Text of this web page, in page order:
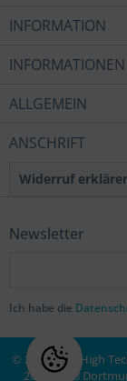
INFORMATION
INFORMATIONEN
ALLGEMEIN
ANSCHRIFT
Widerruf
Newsletter
Ich habe die
© 2020 MEC High
20a, 44143